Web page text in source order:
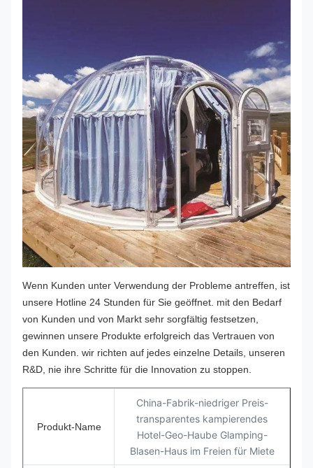
Wenn Kunden unter Verwendung der Probleme antreffen, ist
unsere Hotline 24 Stunden für Sie geöffnet. mit den Bedarf
von Kunden und von Markt sehr sorgfältig festsetzen,
gewinnen unsere Produkte erfolgreich das Vertrauen von
den Kunden. wir richten auf jedes einzelne Details, unseren
R&D, nie ihre Schritte für die Innovation zu stoppen.
Produkt-Name
China-Fabrik-niedriger Preis-
transparentes kampierendes
Hotel-Geo-Haube Glamping-
Blasen-Haus im Freien für Miete